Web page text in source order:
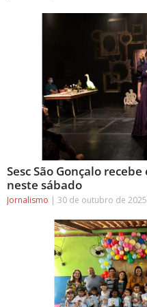
Sesc São Gonçalo
neste sábado
Jornalismo 30 de outubro de 2025